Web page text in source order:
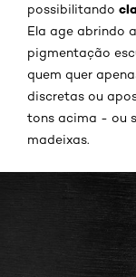
possibilitando
Ela age abrindo
pigmentação
quem quer
discretas ou
tons acima - ou
madeixas.